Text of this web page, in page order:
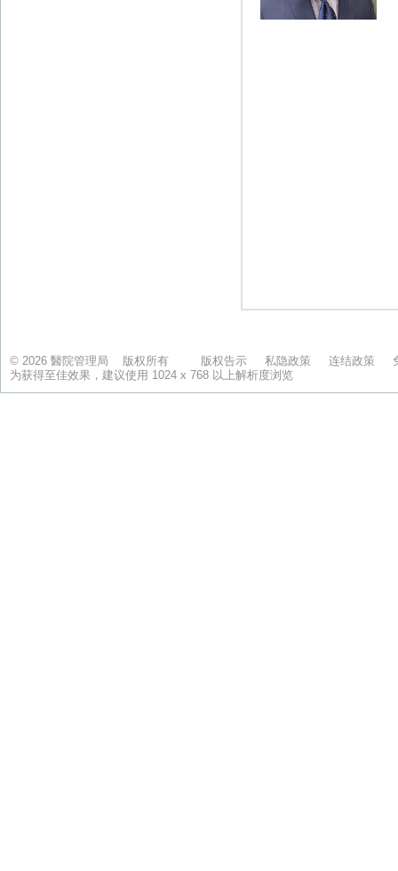
© 2026 醫院管理局 版权所有 版权告示 私隐政策 连结政策
为获得至佳效果，建议使用 1024 x 768 以上解析度浏览